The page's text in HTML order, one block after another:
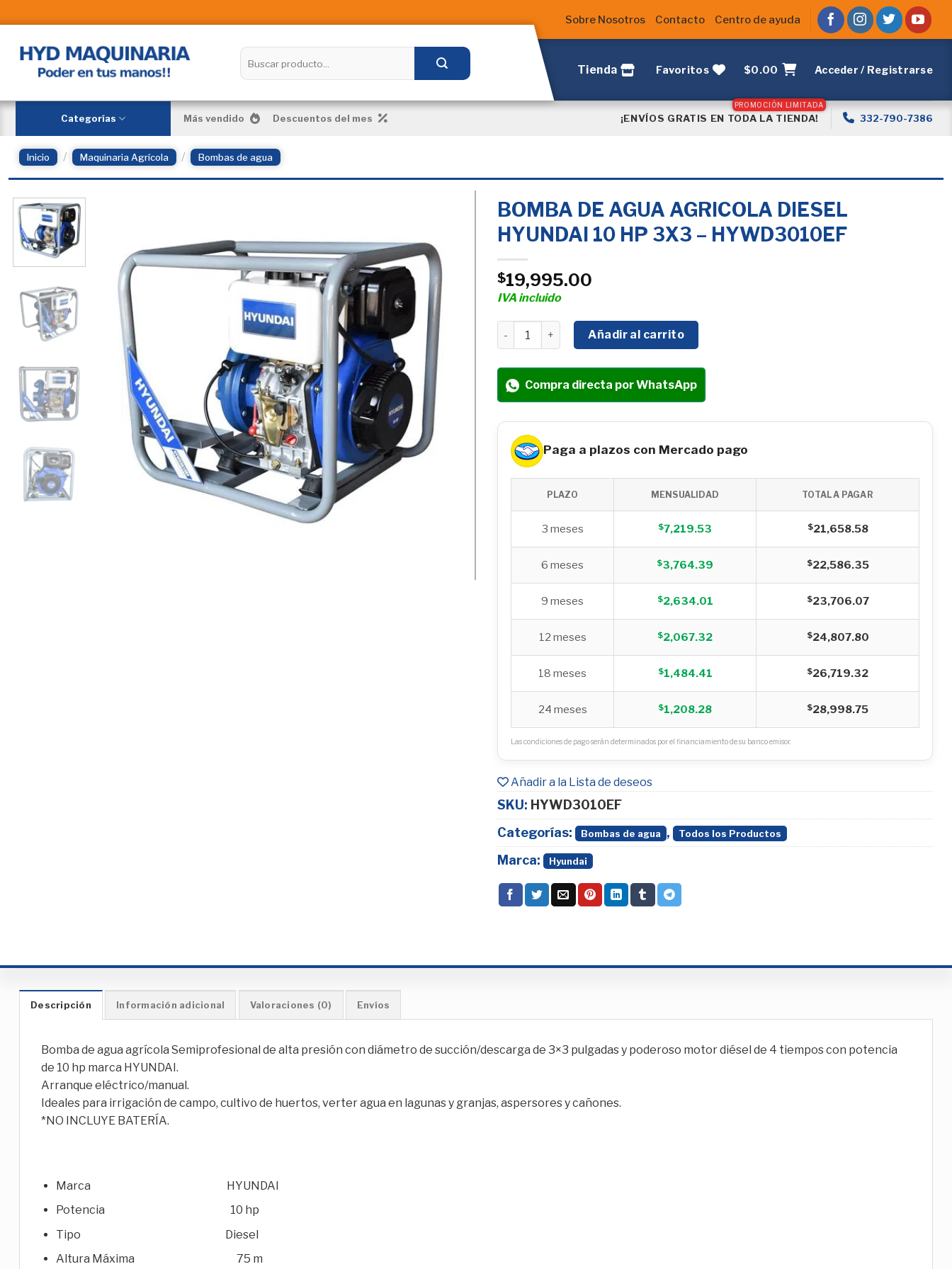
to
content
Sobre Nosotros Contacto Centro de ayuda
Buscar
por:
Tienda Favoritos $0.00 Acceder / Registrarse
Categorías Más vendido Descuentos del mes ¡ENVÍOS GRATIS EN TODA LA TIENDA! 332-790-7386
Inicio / Maquinaria Agrícola / Bombas de agua
Añadir
a la
Lista
de
deseos
BOMBA DE AGUA AGRICOLA DIESEL
HYUNDAI 10 HP 3X3 – HYWD3010EF
$19,995.00
IVA incluido
BOMBA DE AGUA AGRICOLA DIESEL HYUNDAI 10 HP 3X3 - HYWD3010EF cantidad
Añadir al carrito
Compra directa por WhatsApp
Paga a plazos con Mercado pago
PLAZO MENSUALIDAD TOTAL A PAGAR
3 meses $7,219.53 $21,658.58
6 meses $3,764.39 $22,586.35
9 meses $2,634.01 $23,706.07
12 meses $2,067.32 $24,807.80
18 meses $1,484.41 $26,719.32
24 meses $1,208.28 $28,998.75
Las condiciones de pago serán determinados por el financiamiento de su banco emisor.
Añadir a la Lista de deseos
SKU: HYWD3010EF
Categorías:
Bombas de agua , Todos los Productos
Marca: Hyundai
Descripción Información adicional Valoraciones (0) Envíos
Bomba de agua agrícola Semiprofesional de alta presión con diámetro de succión/descarga de 3×3 pulgadas y poderoso motor diésel de 4 tiempos con potencia
de 10 hp marca HYUNDAI.
Arranque eléctrico/manual.
Ideales para irrigación de campo, cultivo de huertos, verter agua en lagunas y granjas, aspersores y cañones.
*NO INCLUYE BATERÍA.
Marca HYUNDAI
Potencia 10 hp
Tipo Diesel
Altura Máxima 75 m